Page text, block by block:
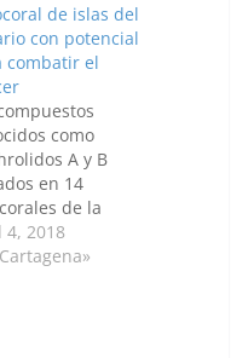
de islas del
con potencial
combatir el
como
A y B
en 14
de la
Erythropodium
2018